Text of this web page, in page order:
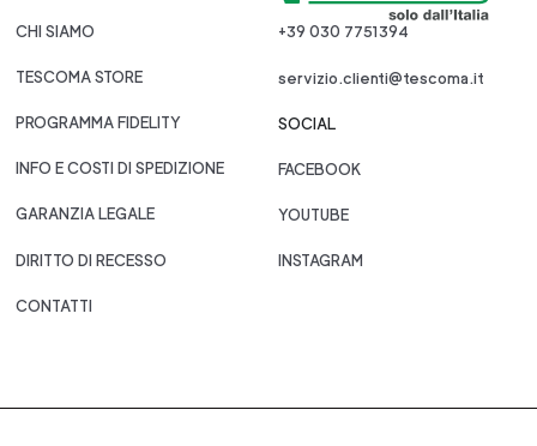
CHI SIAMO
TESCOMA STORE
PROGRAMMA FIDELITY
INFO E COSTI DI SPEDIZIONE
GARANZIA LEGALE
DIRITTO DI RECESSO
CONTATTI
+39 030 7751394
servizio.clienti@tescoma.it
SOCIAL
FACEBOOK
YOUTUBE
INSTAGRAM